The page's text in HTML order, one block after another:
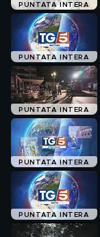
PUNTATA INTERA
PUNTATA INTERA
PUNTATA INTERA
PUNTATA INTERA
PUNTATA INTERA